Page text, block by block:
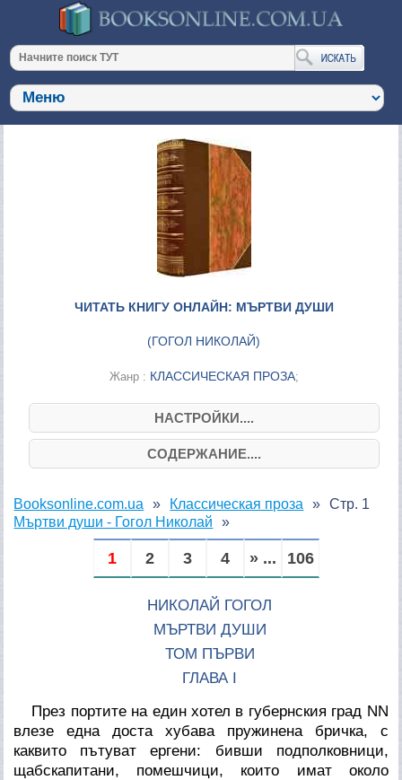
ЧИТАТЬ КНИГУ ОНЛАЙН: МЪРТВИ ДУШИ
(ГОГОЛ НИКОЛАЙ)
Жанр : КЛАССИЧЕСКАЯ ПРОЗА;
НАСТРОЙКИ....
СОДЕРЖАНИЕ....
Booksonline.com.ua
Классическая проза
Мъртви души - Гогол Николай
Стр. 1
1 2 3 4 » ... 106
НИКОЛАЙ ГОГОЛ
МЪРТВИ ДУШИ
ТОМ ПЪРВИ
ГЛАВА I
През портите на един хотел в губернския град NN
влезе една доста хубава пружинена бричка, с
каквито пътуват ергени: бивши подполковници,
щабскапитани, помешчици, които имат около